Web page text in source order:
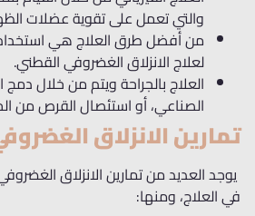
والتي تعمل على تقوية عضلات
من أفضل طرق العلاج هي استخدام
لعلاج الانزلاق الغضروفي القطني.
العلاج بالجراحة ويتم من خلال دمج
الصناعي، أو استئصال القرص من
تمارين الانزلاق
يوجد العديد من تمارين الانزلاق
في العلاج، ومنها: